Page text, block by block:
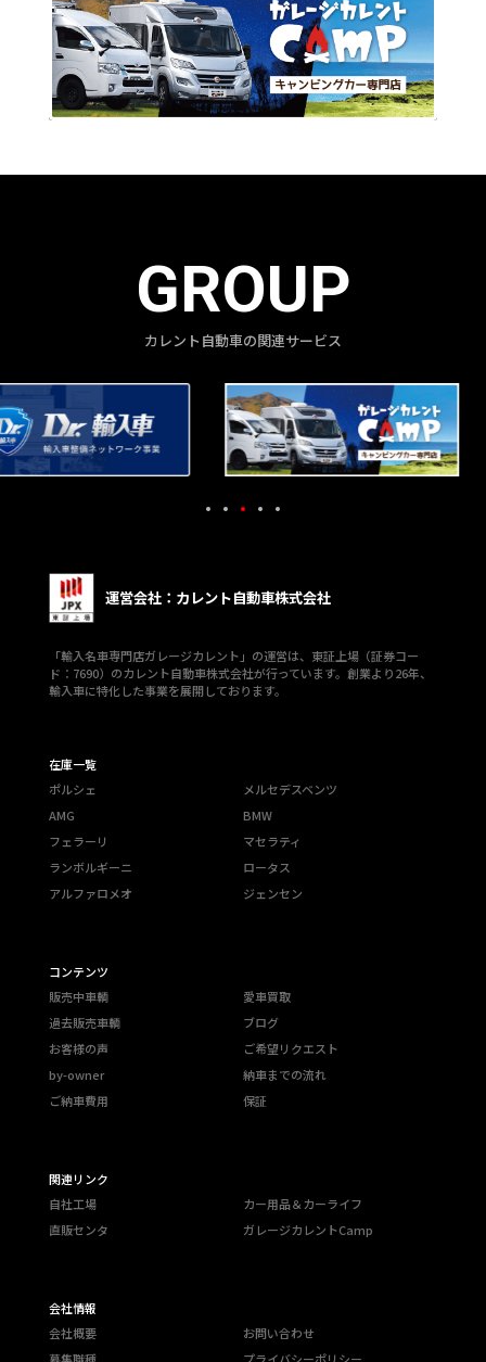
GROUP
カレント自動車の関連サービス
運営会社：カレント自動車株式会社
「輸入名車専門店ガレージカレント」の運営は、東証上場（証券コー
ド：7690）のカレント自動車株式会社が行っています。創業より26年、
輸入車に特化した事業を展開しております。
在庫一覧
ポルシェ
メルセデスベンツ
AMG
BMW
フェラーリ
マセラティ
ランボルギーニ
ロータス
アルファロメオ
ジェンセン
コンテンツ
販売中車輌
愛車買取
過去販売車輌
ブログ
お客様の声
ご希望リクエスト
by-owner
納車までの流れ
ご納車費用
保証
関連リンク
自社工場
カー用品＆カーライフ
直販センタ
ガレージカレントCamp
会社情報
会社概要
お問い合わせ